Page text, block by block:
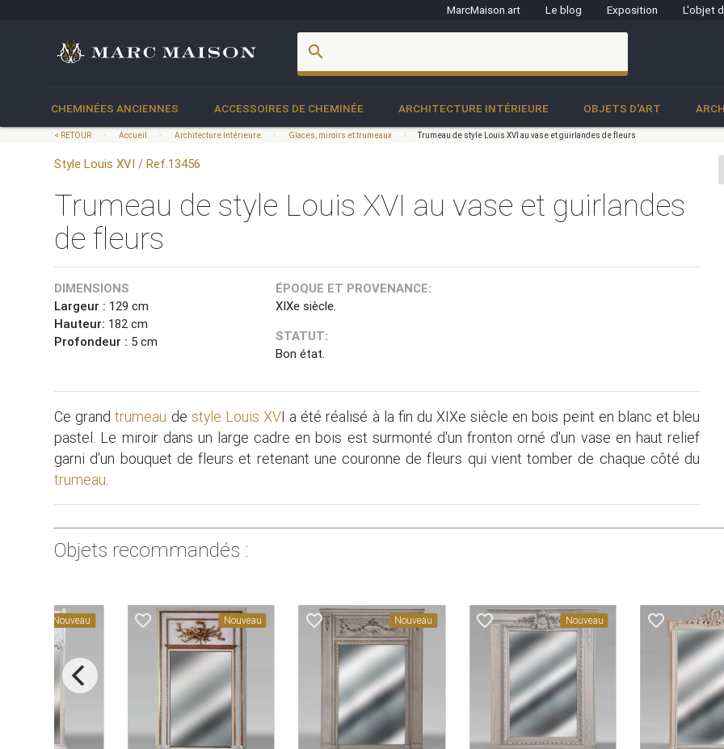
MarcMaison.art Le blog Exposition L'objet
search
CHEMINÉES ANCIENNES ACCESSOIRES DE CHEMINÉE ARCHITECTURE INTÉRIEURE OBJETS D'ART
< RETOUR Accueil Architecture Intérieure Glaces, miroirs et trumeaux Trumeau de style Louis XVI au vase et guirlandes de fleurs
Style Louis XVI / Ref.13456
Trumeau de style Louis XVI au vase et guirlandes
de fleurs
DIMENSIONS
Largeur : 129 cm
Hauteur: 182 cm
Profondeur : 5 cm
ÉPOQUE ET PROVENANCE:
XIXe siècle.
STATUT:
Bon état.
Ce grandtrumeau de style Louis XVI a été réalisé à la fin du XIXe siècle en bois peint en blanc et bleu
pastel. Le miroir dans un large cadre en bois est surmonté d'un fronton orné d'un vase en haut relief
garni d'un bouquet de fleurs et retenant une couronne de fleurs qui vient tomber de chaque côté du
trumeau
Objets recommandés :
favorite_border Nouveau favorite_border Nouveau favorite_border
Nouveau favorite_border Nouveau